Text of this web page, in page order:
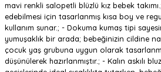
mavi renkli salopetli blüzlü kız bebek
edebilmesi için tasarlanmış kısa boy ve
kullanım sunar.; - Dokuma kumaş tipi
yumuşaklık bir arada; bebeğinizin cildine
çocuk yaş grubuna uygun olarak
düşünülerek hazırlanmıştır.; - Kalın askılı